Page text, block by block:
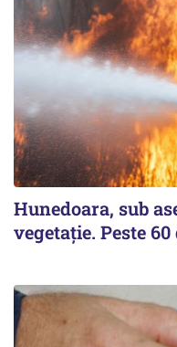
Hunedoara, sub
vegetație. Peste